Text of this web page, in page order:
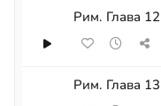
Рим. Глава 12
Рим. Глава 13